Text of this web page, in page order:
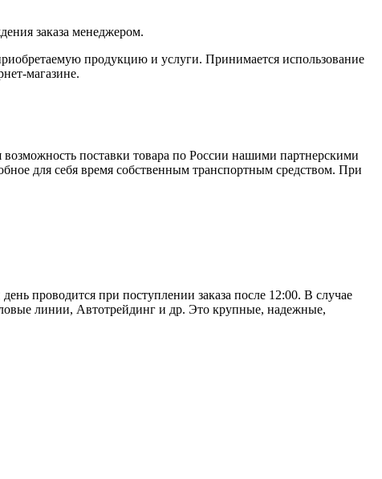
заказа менеджером.
продукцию и услуги. Принимается использование
магазине.
поставки товара по России нашими партнерскими
для себя время собственным транспортным средством. При
проводится при поступлении заказа после 12:00. В случае
линии, Автотрейдинг и др. Это крупные, надежные,